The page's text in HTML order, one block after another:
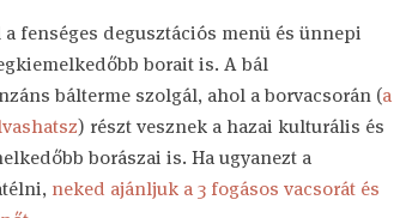
fenséges degusztációs menü és ünnepi
borait is. A bál
bálterme szolgál, ahol a borvacsorán (a
) részt vesznek a hazai kulturális és
borászai is. Ha ugyanezt a
neked ajánljuk a 3 fogásos vacsorát és